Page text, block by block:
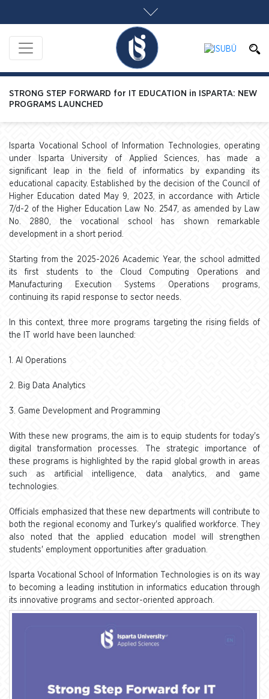
STRONG STEP FORWARD for IT EDUCATION in ISPARTA: NEW
PROGRAMS LAUNCHED
Isparta Vocational School of Information Technologies, operating
under Isparta University of Applied Sciences, has made a
significant leap in the field of informatics by expanding its
educational capacity. Established by the decision of the Council of
Higher Education dated May 9, 2023, in accordance with Article
7/d-2 of the Higher Education Law No. 2547, as amended by Law
No. 2880, the vocational school has shown remarkable
development in a short period.
Starting from the 2025-2026 Academic Year, the school admitted
its first students to the Cloud Computing Operations and
Manufacturing Execution Systems Operations programs,
continuing its rapid response to sector needs.
In this context, three more programs targeting the rising fields of
the IT world have been launched:
1. AI Operations
2. Big Data Analytics
3. Game Development and Programming
With these new programs, the aim is to equip students for today's
digital transformation processes. The strategic importance of
these programs is highlighted by the rapid global growth in areas
such as artificial intelligence, data analytics, and game
technologies.
Officials emphasized that these new departments will contribute to
both the regional economy and Turkey's qualified workforce. They
also noted that the applied education model will strengthen
students' employment opportunities after graduation.
Isparta Vocational School of Information Technologies is on its way
to becoming a leading institution in informatics education through
its innovative programs and sector-oriented approach.